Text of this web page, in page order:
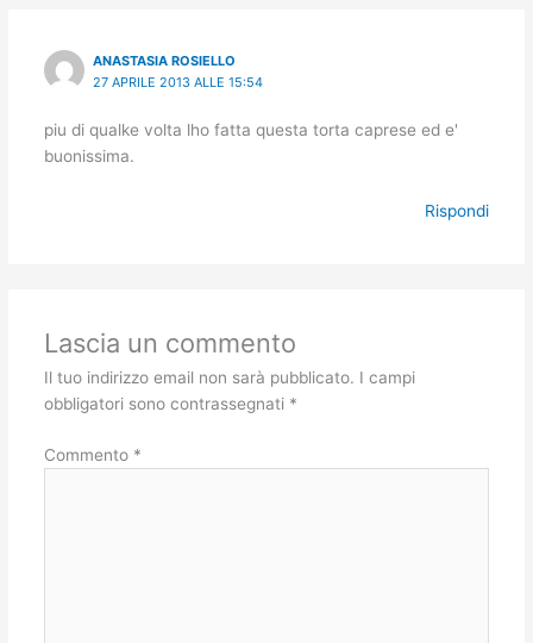
ANASTASIA ROSIELLO
27 APRILE 2013 ALLE 15:54
piu di qualke volta lho fatta questa torta caprese ed e'
buonissima.
Rispondi
Lascia un commento
Il tuo indirizzo email non sarà pubblicato. I campi
obbligatori sono contrassegnati *
Commento *